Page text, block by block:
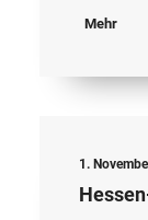
Mehr
1.